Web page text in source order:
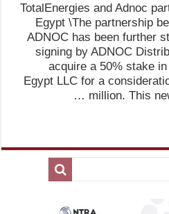
TotalEnergies and Adnoc
Egypt \The partnership
ADNOC has been further
signing by ADNOC
acquire a 50% stake
Egypt LLC for a
million. This